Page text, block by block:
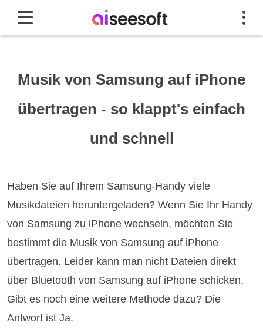
Musik von Samsung auf iPhone
übertragen - so klappt's einfach
und schnell
Haben Sie auf Ihrem Samsung-Handy viele
Musikdateien heruntergeladen? Wenn Sie Ihr Handy
von Samsung zu iPhone wechseln, möchten Sie
bestimmt die Musik von Samsung auf iPhone
übertragen. Leider kann man nicht Dateien direkt
über Bluetooth von Samsung auf iPhone schicken.
Gibt es noch eine weitere Methode dazu? Die
Antwort ist Ja.